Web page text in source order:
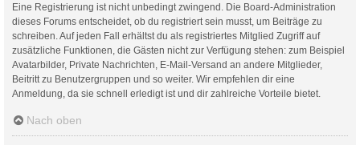
Eine Registrierung ist nicht unbedingt zwingend. Die Board-Administration
dieses Forums entscheidet, ob du registriert sein musst, um Beiträge zu
schreiben. Auf jeden Fall erhältst du als registriertes Mitglied Zugriff auf
zusätzliche Funktionen, die Gästen nicht zur Verfügung stehen: zum Beispiel
Avatarbilder, Private Nachrichten, E-Mail-Versand an andere Mitglieder,
Beitritt zu Benutzergruppen und so weiter. Wir empfehlen dir eine
Anmeldung, da sie schnell erledigt ist und dir zahlreiche Vorteile bietet.
Nach oben